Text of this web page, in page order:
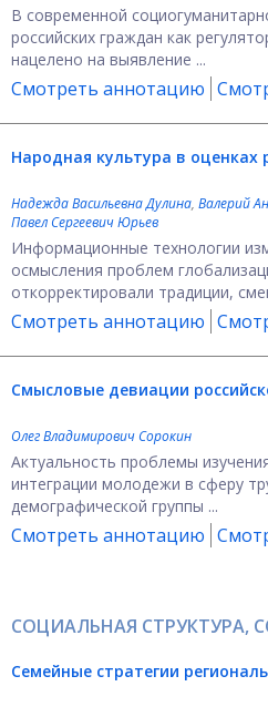
В современной
российских граждан как
нацелено на выявление ...
Смотреть аннотацию
Народная культура в оценках
Надежда Васильевна Дулина, Валерий
Павел Сергеевич Юрьев
Информационные технологии
осмысления проблем
откорректировали традиции,
Смотреть аннотацию
Смысловые девиации
Олег Владимирович Сорокин
Актуальность проблемы
интеграции молодежи в сферу
демографической группы ...
Смотреть аннотацию
СОЦИАЛЬНАЯ СТРУКТУРА,
Семейные стратегии